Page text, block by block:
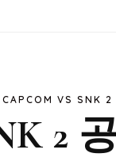
CAPCOM VS SNK 2
2